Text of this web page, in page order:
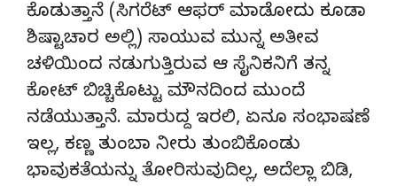
ಕೊಡುತ್ತಾನೆ (ಸಿಗರೆಟ್ ಆಫರ್ ಮಾಡೋದು ಕೂಡಾ
ಶಿಷ್ಟಾಚಾರ ಅಲ್ಲಿ) ಸಾಯುವ ಮುನ್ನ ಅತೀವ
ಚಳಿಯಿಂದ ನಡುಗುತ್ತಿರುವ ಆ ಸೈನಿಕನಿಗೆ ತನ್ನ
ಕೋಟ್ ಬಿಚ್ಚಿಕೊಟ್ಟು ಮೌನದಿಂದ ಮುಂದೆ
ನಡೆಯುತ್ತಾನೆ. ಮಾರುದ್ದ ಇರಲಿ, ಏನೂ ಸಂಭಾಷಣೆ
ಇಲ್ಲ, ಕಣ್ಣ ತುಂಬಾ ನೀರು ತುಂಬಿಕೊಂಡು
ಭಾವುಕತೆಯನ್ನು ತೋರಿಸುವುದಿಲ್ಲ, ಅದೆಲ್ಲಾ ಬಿಡಿ,